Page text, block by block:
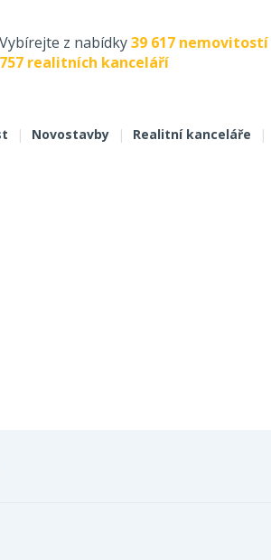
Vybírejte z nabídky39 617 nemovitostí
757 realitních kanceláří
| Novostavby | Realitní kanceláře |